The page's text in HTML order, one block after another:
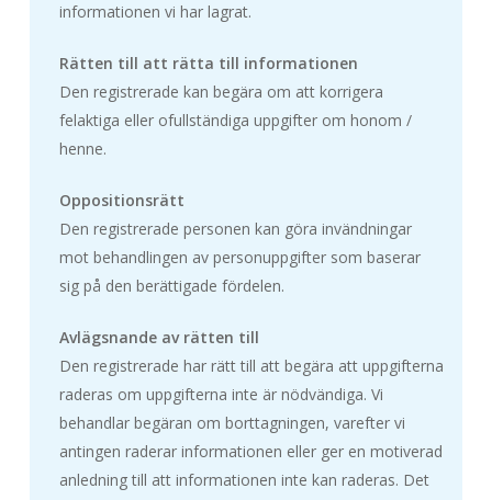
informationen vi har lagrat.
Rätten till att rätta till informationen
Den registrerade kan begära om att korrigera
felaktiga eller ofullständiga uppgifter om honom /
henne.
Oppositionsrätt
Den registrerade personen kan göra invändningar
mot behandlingen av personuppgifter som baserar
sig på den berättigade fördelen.
Avlägsnande av rätten till
Den registrerade har rätt till att begära att uppgifterna
raderas om uppgifterna inte är nödvändiga. Vi
behandlar begäran om borttagningen, varefter vi
antingen raderar informationen eller ger en motiverad
anledning till att informationen inte kan raderas. Det